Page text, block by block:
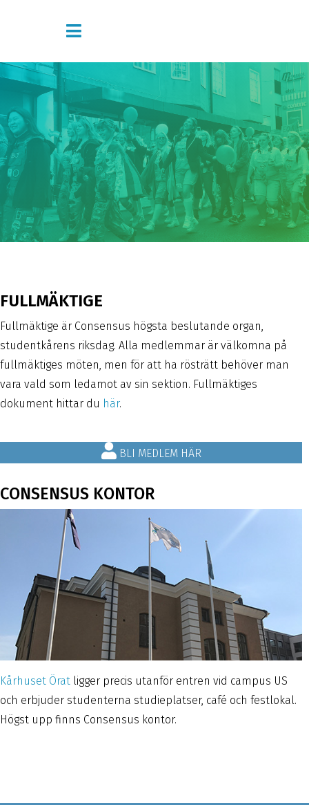
FULLMÄKTIGE
Fullmäktige är Consensus högsta beslutande organ,
studentkårens riksdag. Alla medlemmar är välkomna på
fullmäktiges möten, men för att ha rösträtt behöver man
vara vald som ledamot av sin sektion. Fullmäktiges
dokument hittar du här.
BLI MEDLEM HÄR
CONSENSUS KONTOR
Kårhuset Örat ligger precis utanför entren vid campus US
och erbjuder studenterna studieplatser, café och festlokal.
Högst upp finns Consensus kontor.